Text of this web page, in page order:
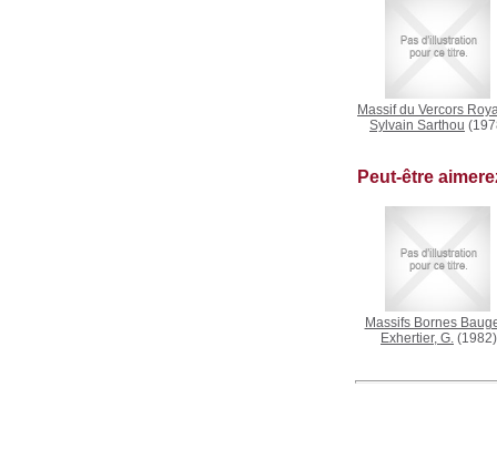
Massif du Vercors
Sylvain Sarthou
Peut-être
Massifs Bornes
Exhertier, G. (1982)